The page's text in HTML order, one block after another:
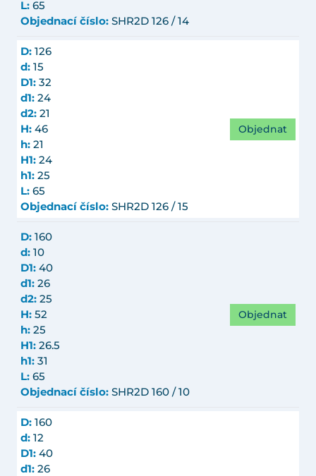
L: 65
Objednací číslo: SHR2D 126 / 14
D: 126
d: 15
D1: 32
d1: 24
d2: 21
H: 46
h: 21
H1: 24
h1: 25
L: 65
Objednací číslo: SHR2D 126 / 15
Objednat
D: 160
d: 10
D1: 40
d1: 26
d2: 25
H: 52
h: 25
H1: 26.5
h1: 31
L: 65
Objednací číslo: SHR2D 160 / 10
Objednat
D: 160
d: 12
D1: 40
d1: 26